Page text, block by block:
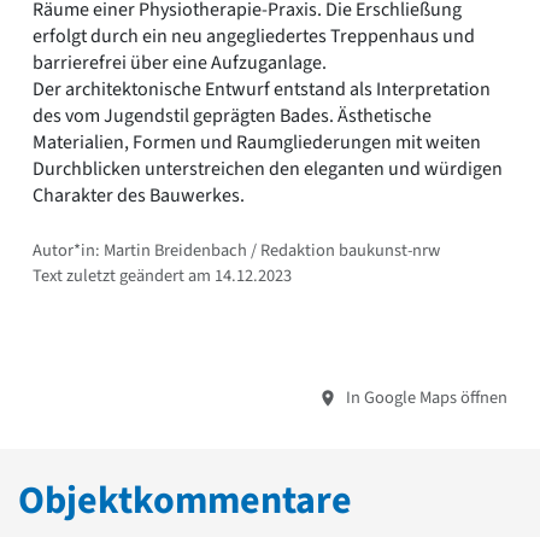
Räume einer Physiotherapie-Praxis. Die Erschließung
erfolgt durch ein neu angegliedertes Treppenhaus und
barrierefrei über eine Aufzuganlage.
Der architektonische Entwurf entstand als Interpretation
des vom Jugendstil geprägten Bades. Ästhetische
Materialien, Formen und Raumgliederungen mit weiten
Durchblicken unterstreichen den eleganten und würdigen
Charakter des Bauwerkes.
Autor*in: Martin Breidenbach / Redaktion baukunst-nrw
Text zuletzt geändert am 14.12.2023
In Google Maps öffnen
Objektkommentare